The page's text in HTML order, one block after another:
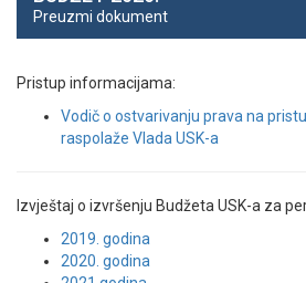
Preuzmi dokument
Pristup informacijama:
Vodič o ostvarivanju prava na
raspolaže Vlada USK-a
Izvještaj o izvršenju Budžeta USK-a za
2019. godina
2020. godina